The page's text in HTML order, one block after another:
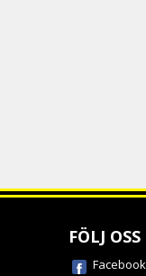
FÖLJ OSS
Facebook